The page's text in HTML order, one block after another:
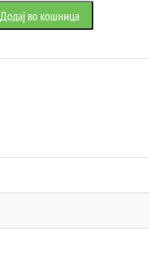
Додај во кошница